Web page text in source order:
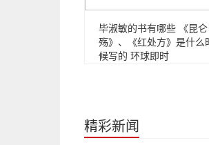
毕淑敏的书有哪些 《昆仑
殇》、《红处方》是什么
候写的 环球即时
精彩新闻